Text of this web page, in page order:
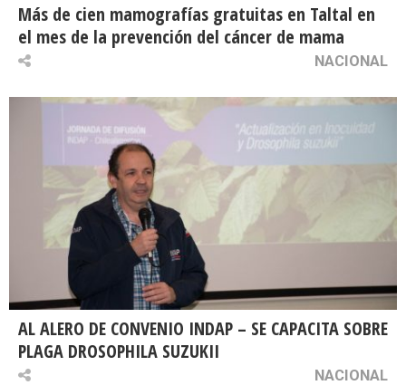
Más de cien mamografías gratuitas en Taltal en
el mes de la prevención del cáncer de mama
NACIONAL
AL ALERO DE CONVENIO INDAP – SE CAPACITA SOBRE
PLAGA DROSOPHILA SUZUKII
NACIONAL